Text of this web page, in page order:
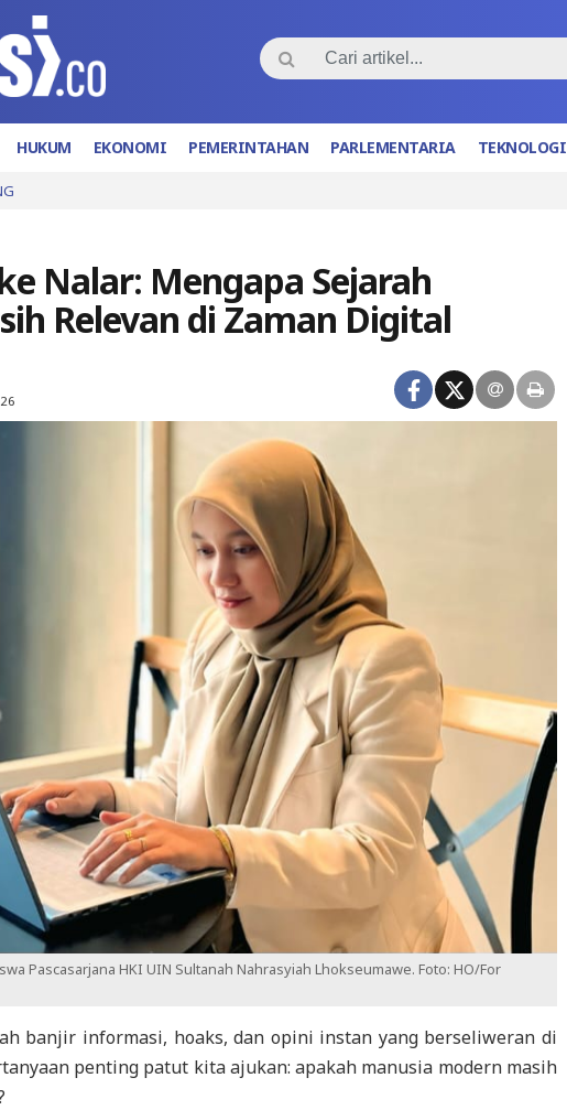
HUKUM EKONOMI PEMERINTAHAN PARLEMENTARIA TEKNOLOGI
Nalar: Mengapa Sejarah
Relevan di Zaman Digital
Pascasarjana HKI UIN Sultanah Nahrasyiah Lhokseumawe. Foto: HO/For
banjir informasi, hoaks, dan opini instan yang berseliweran di
penting patut kita ajukan: apakah manusia modern masih